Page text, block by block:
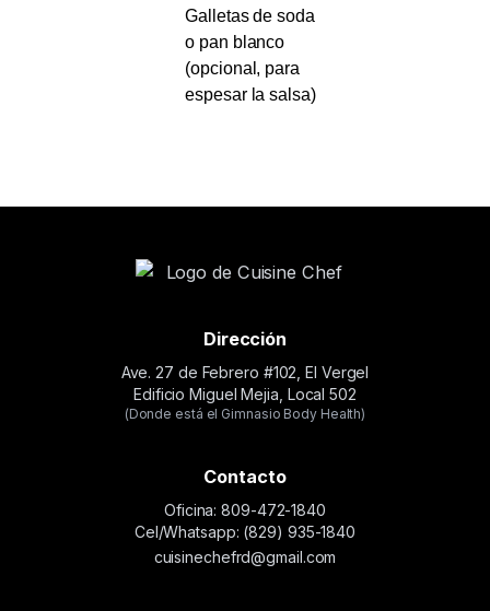
Galletas de soda
o pan blanco
(opcional, para
espesar la salsa)
Dirección
Ave. 27 de Febrero #102, El Vergel
Edificio Miguel Mejia, Local 502
(Donde está el Gimnasio Body Health)
Contacto
Oficina: 809-472-1840
Cel/Whatsapp: (829) 935-1840
cuisinechefrd@gmail.com